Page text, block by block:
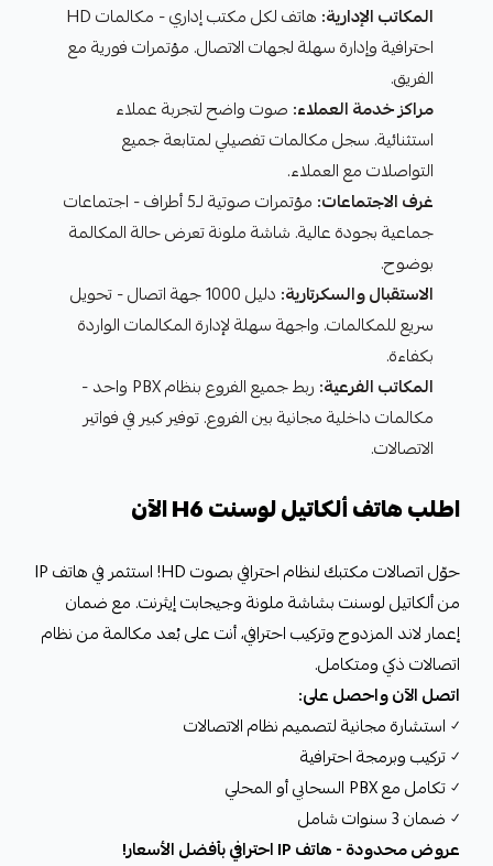
المكاتب الإدارية:
هاتف لكل مكتب إداري - مكالمات HD
احترافية وإدارة سهلة لجهات الاتصال. مؤتمرات فورية مع
الفريق.
مراكز خدمة العملاء: صوت واضح لتجربة عملاء
استثنائية. سجل مكالمات تفصيلي لمتابعة جميع
التواصلات مع العملاء.
غرف الاجتماعات:
مؤتمرات صوتية لـ5 أطراف - اجتماعات
جماعية بجودة عالية. شاشة ملونة تعرض حالة المكالمة
بوضوح.
الاستقبال والسكرتارية:
دليل 1000 جهة اتصال - تحويل
سريع للمكالمات. واجهة سهلة لإدارة المكالمات الواردة
بكفاءة.
المكاتب الفرعية:
ربط جميع الفروع بنظام PBX واحد -
مكالمات داخلية مجانية بين الفروع. توفير كبير في فواتير
الاتصالات.
اطلب هاتف ألكاتيل لوسنت H6 الآن
حوّل اتصالات مكتبك لنظام احترافي بصوت HD! استثمر في هاتف IP
من ألكاتيل لوسنت بشاشة ملونة وجيجابت إيثرنت. مع ضمان
إعمار لاند المزدوج وتركيب احترافي، أنت على بُعد مكالمة من نظام
اتصالات ذكي ومتكامل.
اتصل الآن واحصل على:
✓ استشارة مجانية لتصميم نظام الاتصالات
✓ تركيب وبرمجة احترافية
✓ تكامل مع PBX السحابي أو المحلي
✓ ضمان 3 سنوات شامل
عروض محدودة - هاتف IP احترافي بأفضل الأسعار!